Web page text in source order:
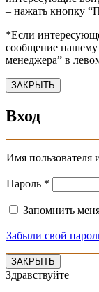
– нажать кнопку
*Если
сообщение
менеджера” в
ЗАКРЫТЬ
Вход
Имя пользователя
Пароль *
Запомнить
Забыли свой
ЗАКРЫТЬ
Здравствуйте